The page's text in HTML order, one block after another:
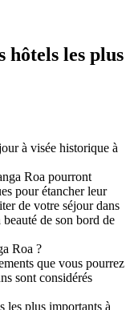
hôtels les plus
à visée historique à
Roa pourront
pour étancher leur
de votre séjour dans
de son bord de
Roa ?
que vous pourrez
sont considérés
les plus importants à